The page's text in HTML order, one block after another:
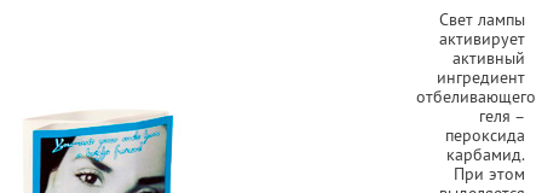
Свет лампы
активирует
активный
ингредиент
отбеливающего
геля –
пероксида
карбамид.
При этом